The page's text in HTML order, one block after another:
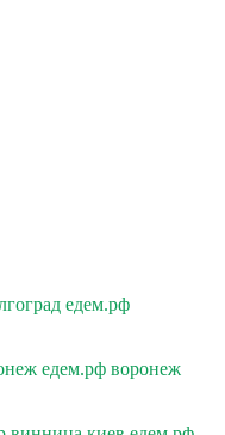
едем.рф
едем.рф воронеж